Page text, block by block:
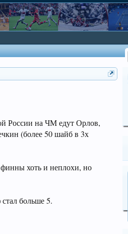
России на ЧМ едут Орлов,
(более 50 шайб в 3х
финны хоть и неплохи, но
больше 5.